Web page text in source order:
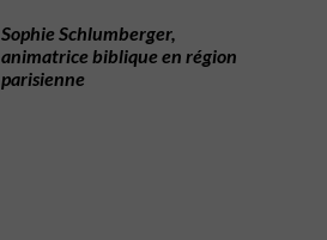
Sophie Schlumberger,
animatrice biblique en région
parisienne